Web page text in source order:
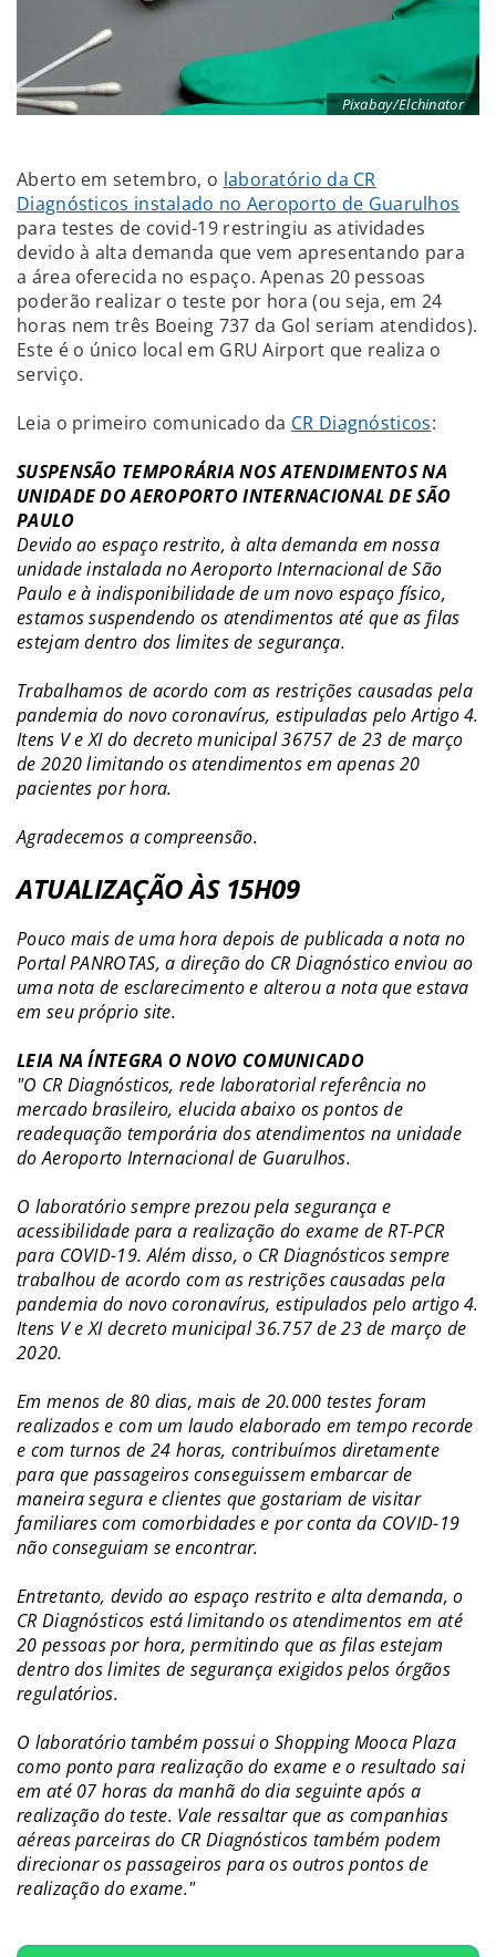
Pixabay/Elchinator
Aberto em setembro, o laboratório da CR
Diagnósticos instalado no Aeroporto de Guarulhos
para testes de covid-19 restringiu as atividades
devido à alta demanda que vem apresentando para
a área oferecida no espaço. Apenas 20 pessoas
poderão realizar o teste por hora (ou seja, em 24
horas nem três Boeing 737 da Gol seriam atendidos).
Este é o único local em GRU Airport que realiza o
serviço.
Leia o primeiro comunicado da CR Diagnósticos:
SUSPENSÃO TEMPORÁRIA NOS ATENDIMENTOS NA
UNIDADE DO AEROPORTO INTERNACIONAL DE SÃO
PAULO
Devido ao espaço restrito, à alta demanda em nossa
unidade instalada no Aeroporto Internacional de São
Paulo e à indisponibilidade de um novo espaço físico,
estamos suspendendo os atendimentos até que as filas
estejam dentro dos limites de segurança.
Trabalhamos de acordo com as restrições causadas pela
pandemia do novo coronavírus, estipuladas pelo Artigo 4.
Itens V e XI do decreto municipal 36757 de 23 de março
de 2020 limitando os atendimentos em apenas 20
pacientes por hora.
Agradecemos a compreensão.
ATUALIZAÇÃO ÀS 15H09
Pouco mais de uma hora depois de publicada a nota no
Portal PANROTAS, a direção do CR Diagnóstico enviou ao
uma nota de esclarecimento e alterou a nota que estava
em seu próprio site.
LEIA NA ÍNTEGRA O NOVO COMUNICADO
"O CR Diagnósticos, rede laboratorial referência no
mercado brasileiro, elucida abaixo os pontos de
readequação temporária dos atendimentos na unidade
do Aeroporto Internacional de Guarulhos.
O laboratório sempre prezou pela segurança e
acessibilidade para a realização do exame de RT-PCR
para COVID-19. Além disso, o CR Diagnósticos sempre
trabalhou de acordo com as restrições causadas pela
pandemia do novo coronavírus, estipulados pelo artigo 4.
Itens V e XI decreto municipal 36.757 de 23 de março de
2020.
Em menos de 80 dias, mais de 20.000 testes foram
realizados e com um laudo elaborado em tempo recorde
e com turnos de 24 horas, contribuímos diretamente
para que passageiros conseguissem embarcar de
maneira segura e clientes que gostariam de visitar
familiares com comorbidades e por conta da COVID-19
não conseguiam se encontrar.
Entretanto, devido ao espaço restrito e alta demanda, o
CR Diagnósticos está limitando os atendimentos em até
20 pessoas por hora, permitindo que as filas estejam
dentro dos limites de segurança exigidos pelos órgãos
regulatórios.
O laboratório também possui o Shopping Mooca Plaza
como ponto para realização do exame e o resultado sai
em até 07 horas da manhã do dia seguinte após a
realização do teste. Vale ressaltar que as companhias
aéreas parceiras do CR Diagnósticos também podem
direcionar os passageiros para os outros pontos de
realização do exame."